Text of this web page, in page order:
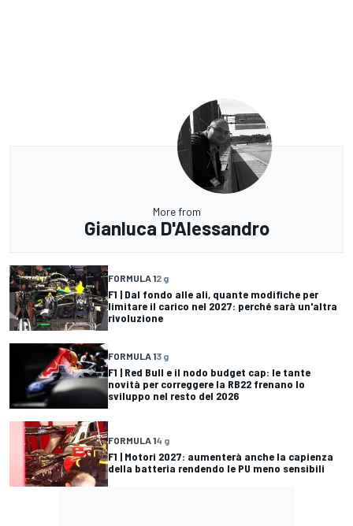
More from
Gianluca D'Alessandro
FORMULA 12 g
F1 | Dal fondo alle ali, quante modifiche per
limitare il carico nel 2027: perché sarà un'altra
rivoluzione
FORMULA 13 g
F1 | Red Bull e il nodo budget cap: le tante
novità per correggere la RB22 frenano lo
sviluppo nel resto del 2026
FORMULA 14 g
F1 | Motori 2027: aumenterà anche la capienza
della batteria rendendo le PU meno sensibili